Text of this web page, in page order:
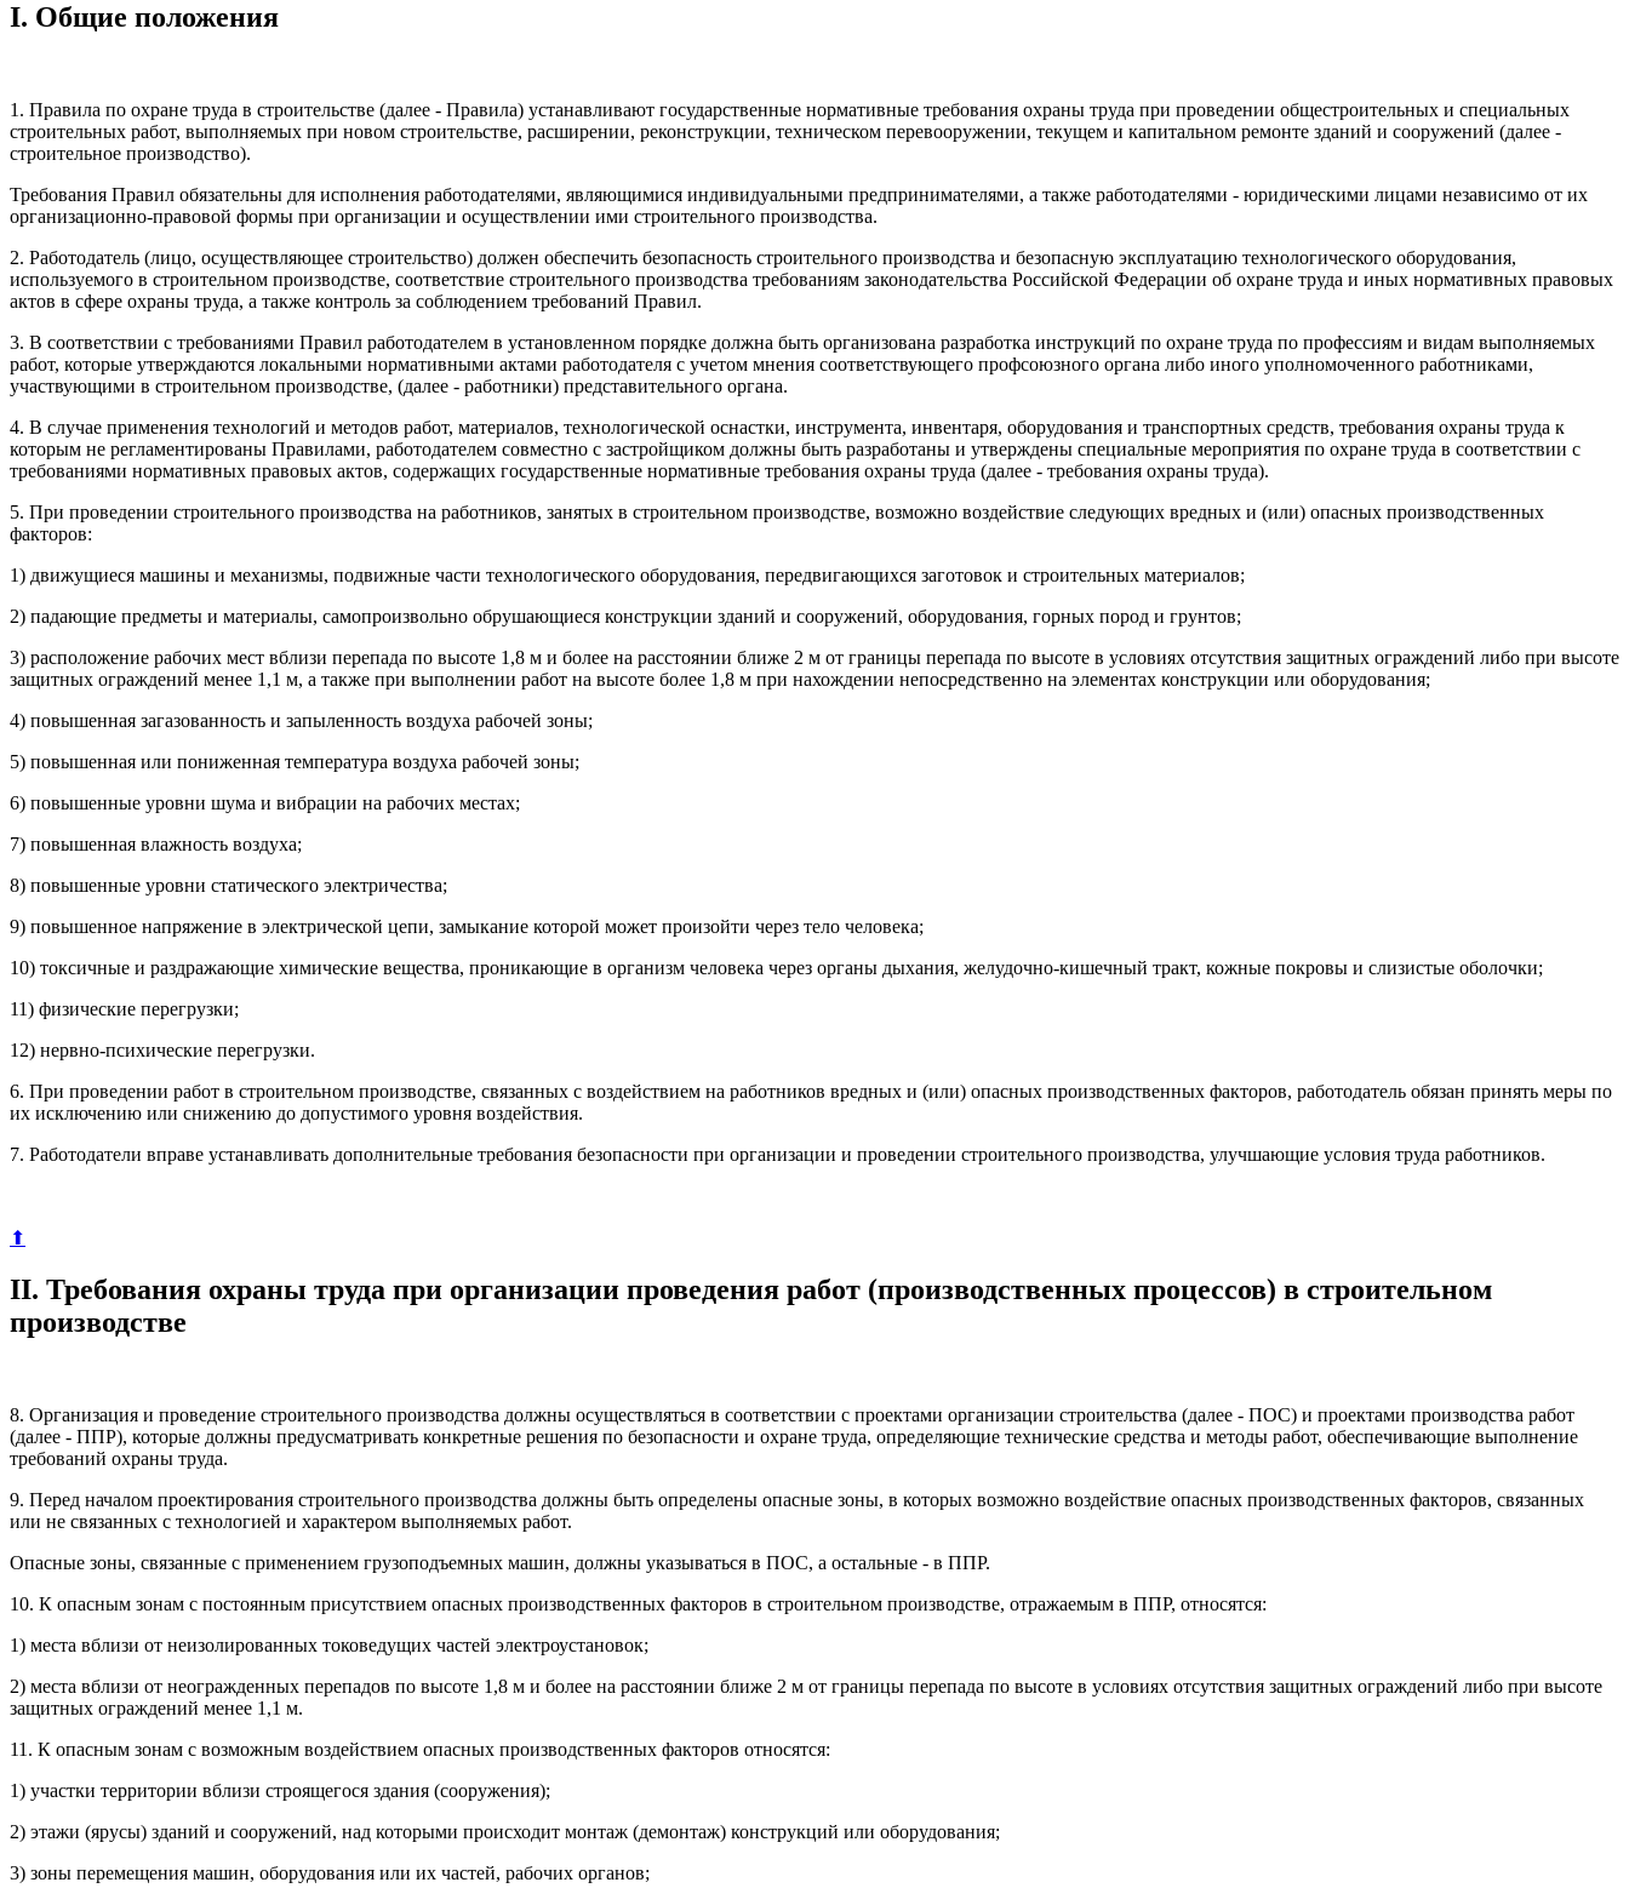
I. Общие положения
1. Правила по охране труда в строительстве (далее - Правила) устанавливают государственные нормативные требования охраны труда при проведении общестроительных и специальных
строительных работ, выполняемых при новом строительстве, расширении, реконструкции, техническом перевооружении, текущем и капитальном ремонте зданий и сооружений (далее -
строительное производство).
Требования Правил обязательны для исполнения работодателями, являющимися индивидуальными предпринимателями, а также работодателями - юридическими лицами независимо от их
организационно-правовой формы при организации и осуществлении ими строительного производства.
2. Работодатель (лицо, осуществляющее строительство) должен обеспечить безопасность строительного производства и безопасную эксплуатацию технологического оборудования,
используемого в строительном производстве, соответствие строительного производства требованиям законодательства Российской Федерации об охране труда и иных нормативных правовых
актов в сфере охраны труда, а также контроль за соблюдением требований Правил.
3. В соответствии с требованиями Правил работодателем в установленном порядке должна быть организована разработка инструкций по охране труда по профессиям и видам выполняемых
работ, которые утверждаются локальными нормативными актами работодателя с учетом мнения соответствующего профсоюзного органа либо иного уполномоченного работниками,
участвующими в строительном производстве, (далее - работники) представительного органа.
4. В случае применения технологий и методов работ, материалов, технологической оснастки, инструмента, инвентаря, оборудования и транспортных средств, требования охраны труда к
которым не регламентированы Правилами, работодателем совместно с застройщиком должны быть разработаны и утверждены специальные мероприятия по охране труда в соответствии с
требованиями нормативных правовых актов, содержащих государственные нормативные требования охраны труда (далее - требования охраны труда).
5. При проведении строительного производства на работников, занятых в строительном производстве, возможно воздействие следующих вредных и (или) опасных производственных
факторов:
1) движущиеся машины и механизмы, подвижные части технологического оборудования, передвигающихся заготовок и строительных материалов;
2) падающие предметы и материалы, самопроизвольно обрушающиеся конструкции зданий и сооружений, оборудования, горных пород и грунтов;
3) расположение рабочих мест вблизи перепада по высоте 1,8 м и более на расстоянии ближе 2 м от границы перепада по высоте в условиях отсутствия защитных ограждений либо при высоте
защитных ограждений менее 1,1 м, а также при выполнении работ на высоте более 1,8 м при нахождении непосредственно на элементах конструкции или оборудования;
4) повышенная загазованность и запыленность воздуха рабочей зоны;
5) повышенная или пониженная температура воздуха рабочей зоны;
6) повышенные уровни шума и вибрации на рабочих местах;
7) повышенная влажность воздуха;
8) повышенные уровни статического электричества;
9) повышенное напряжение в электрической цепи, замыкание которой может произойти через тело человека;
10) токсичные и раздражающие химические вещества, проникающие в организм человека через органы дыхания, желудочно-кишечный тракт, кожные покровы и слизистые оболочки;
11) физические перегрузки;
12) нервно-психические перегрузки.
6. При проведении работ в строительном производстве, связанных с воздействием на работников вредных и (или) опасных производственных факторов, работодатель обязан принять меры по
их исключению или снижению до допустимого уровня воздействия.
7. Работодатели вправе устанавливать дополнительные требования безопасности при организации и проведении строительного производства, улучшающие условия труда работников.
⬆
II. Требования охраны труда при организации проведения работ (производственных процессов) в строительном
производстве
8. Организация и проведение строительного производства должны осуществляться в соответствии с проектами организации строительства (далее - ПОС) и проектами производства работ
(далее - ППР), которые должны предусматривать конкретные решения по безопасности и охране труда, определяющие технические средства и методы работ, обеспечивающие выполнение
требований охраны труда.
9. Перед началом проектирования строительного производства должны быть определены опасные зоны, в которых возможно воздействие опасных производственных факторов, связанных
или не связанных с технологией и характером выполняемых работ.
Опасные зоны, связанные с применением грузоподъемных машин, должны указываться в ПОС, а остальные - в ППР.
10. К опасным зонам с постоянным присутствием опасных производственных факторов в строительном производстве, отражаемым в ППР, относятся:
1) места вблизи от неизолированных токоведущих частей электроустановок;
2) места вблизи от неогражденных перепадов по высоте 1,8 м и более на расстоянии ближе 2 м от границы перепада по высоте в условиях отсутствия защитных ограждений либо при высоте
защитных ограждений менее 1,1 м.
11. К опасным зонам с возможным воздействием опасных производственных факторов относятся:
1) участки территории вблизи строящегося здания (сооружения);
2) этажи (ярусы) зданий и сооружений, над которыми происходит монтаж (демонтаж) конструкций или оборудования;
3) зоны перемещения машин, оборудования или их частей, рабочих органов;